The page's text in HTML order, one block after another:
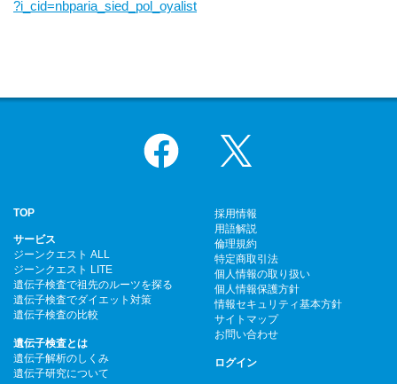
?i_cid=nbparia_sied_pol_oyalist
Facebook
TOP
サービス
ジーンクエスト ALL
ジーンクエスト LITE
遺伝子検査で祖先のルーツを探る
遺伝子検査でダイエット対策
遺伝子検査の比較
遺伝子検査とは
遺伝子解析のしくみ
遺伝子研究について
採用情報
用語解説
倫理規約
特定商取引法
個人情報の取り扱い
個人情報保護方針
情報セキュリティ基本方針
サイトマップ
お問い合わせ
ログイン